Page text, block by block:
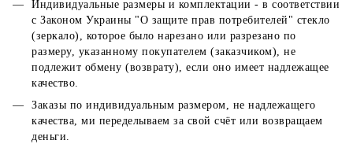
Индивидуальные размеры и комплектации - в соответствии
с Законом Украины "О защите прав потребителей" стекло
(зеркало), которое было нарезано или разрезано по
размеру, указанному покупателем (заказчиком), не
подлежит обмену (возврату), если оно имеет надлежащее
качество.
Заказы по индивидуальным размером, не надлежащего
качества, ми переделываем за свой счёт или возвращаем
деньги.